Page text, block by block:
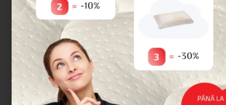
ALEGERE DIN 12 CULORI